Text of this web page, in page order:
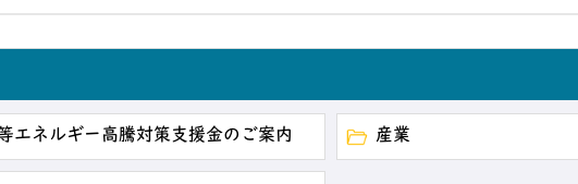
エネルギー高騰対策支援金のご案内 産業